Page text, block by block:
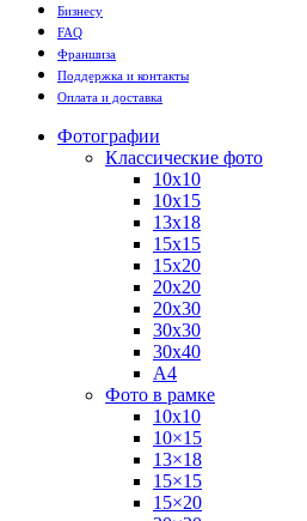
Бизнесу
FAQ
Франшиза
Поддержка и контакты
Оплата и доставка
Фотографии
Классические фото
10х10
10х15
13х18
15х15
15х20
20х20
20х30
30х30
30х40
А4
Фото в рамке
10х10
10×15
13×18
15×15
15×20